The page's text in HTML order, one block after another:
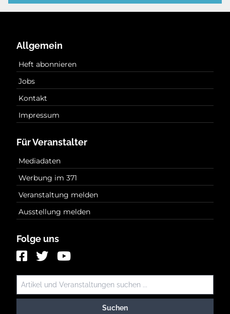
Allgemein
Heft abonnieren
Jobs
Kontakt
Impressum
Für Veranstalter
Mediadaten
Werbung im 371
Veranstaltung melden
Ausstellung melden
Folge uns